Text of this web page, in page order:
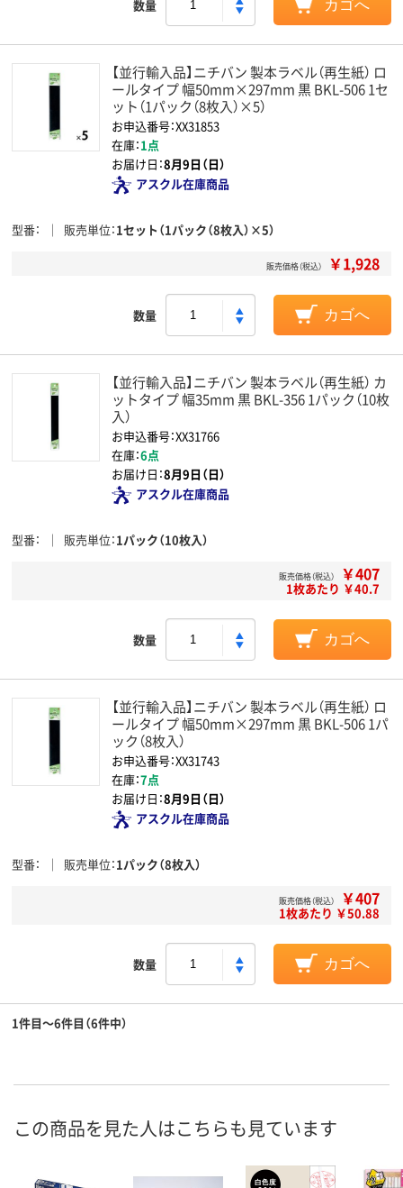
数量 カゴへ
【並行輸入品】ニチバン 製本ラベル（再生紙） ロ
ールタイプ 幅50mm×297mm 黒 BKL-506 1セ
ット（1パック（8枚入）×5）
お申込番号：XX31853
在庫：1点
お届け日：8月9日（日）
アスクル在庫商品
型番 販売単位 1セット（1パック（8枚入）×5）
販売価格（税込） ￥1,928
数量 カゴへ
【並行輸入品】ニチバン 製本ラベル（再生紙） カ
ットタイプ 幅35mm 黒 BKL-356 1パック（10枚
入）
お申込番号：XX31766
在庫：6点
お届け日：8月9日（日）
アスクル在庫商品
型番 販売単位 1パック（10枚入）
販売価格（税込） ￥407
1枚あたり ￥40.7
数量 カゴへ
【並行輸入品】ニチバン 製本ラベル（再生紙） ロ
ールタイプ 幅50mm×297mm 黒 BKL-506 1パ
ック（8枚入）
お申込番号：XX31743
在庫：7点
お届け日：8月9日（日）
アスクル在庫商品
型番 販売単位 1パック（8枚入）
販売価格（税込） ￥407
1枚あたり ￥50.88
数量 カゴへ
1件目～6件目（6件中）
この商品を見た人はこちらも見ています